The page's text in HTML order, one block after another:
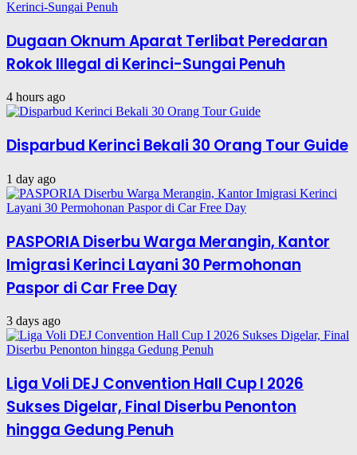
Dugaan Oknum Aparat Terlibat Peredaran
Rokok Illegal di Kerinci-Sungai Penuh
4 hours ago
Disparbud Kerinci Bekali 30 Orang Tour Guide
1 day ago
PASPORIA Diserbu Warga Merangin, Kantor
Imigrasi Kerinci Layani 30 Permohonan
Paspor di Car Free Day
3 days ago
Liga Voli DEJ Convention Hall Cup I 2026
Sukses Digelar, Final Diserbu Penonton
hingga Gedung Penuh